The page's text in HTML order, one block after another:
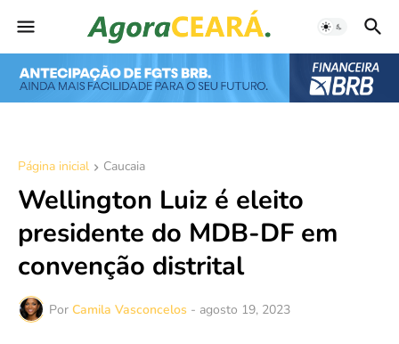
Página inicial Caucaia
Wellington Luiz é eleito
presidente do MDB-DF em
convenção distrital
Por Camila Vasconcelos - agosto 19, 2023